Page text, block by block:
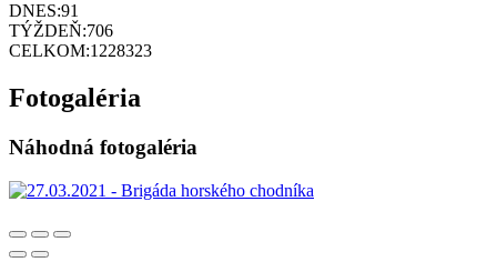
DNES:91
TÝŽDEŇ:706
CELKOM:1228323
Fotogaléria
Náhodná fotogaléria